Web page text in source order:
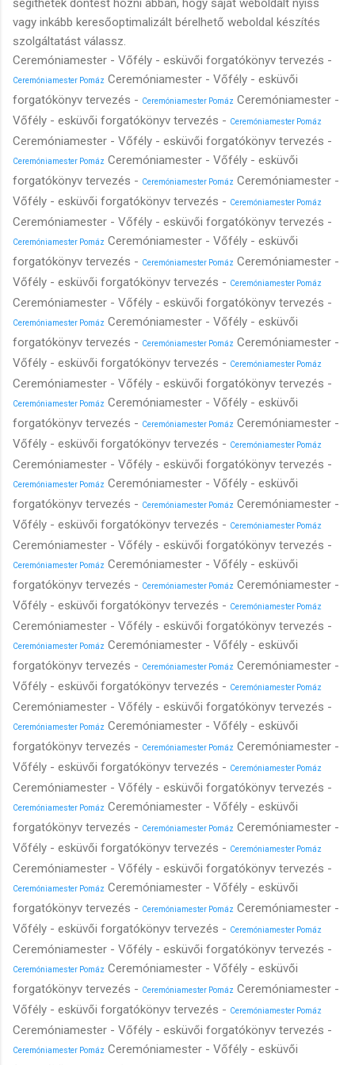
vagy inkább keresőoptimalizált bérelhető weboldal készítés
szolgáltatást válassz.
Ceremóniamester - Vőfély - esküvői forgatókönyv tervezés -
Ceremóniamester Pomáz Ceremóniamester - Vőfély - esküvői
forgatókönyv tervezés - Ceremóniamester Pomáz Ceremóniamester -
Vőfély - esküvői forgatókönyv tervezés - Ceremóniamester Pomáz
Ceremóniamester - Vőfély - esküvői forgatókönyv tervezés -
Ceremóniamester Pomáz Ceremóniamester - Vőfély - esküvői
forgatókönyv tervezés - Ceremóniamester Pomáz Ceremóniamester -
Vőfély - esküvői forgatókönyv tervezés - Ceremóniamester Pomáz
Ceremóniamester - Vőfély - esküvői forgatókönyv tervezés -
Ceremóniamester Pomáz Ceremóniamester - Vőfély - esküvői
forgatókönyv tervezés - Ceremóniamester Pomáz Ceremóniamester -
Vőfély - esküvői forgatókönyv tervezés - Ceremóniamester Pomáz
Ceremóniamester - Vőfély - esküvői forgatókönyv tervezés -
Ceremóniamester Pomáz Ceremóniamester - Vőfély - esküvői
forgatókönyv tervezés - Ceremóniamester Pomáz Ceremóniamester -
Vőfély - esküvői forgatókönyv tervezés - Ceremóniamester Pomáz
Ceremóniamester - Vőfély - esküvői forgatókönyv tervezés -
Ceremóniamester Pomáz Ceremóniamester - Vőfély - esküvői
forgatókönyv tervezés - Ceremóniamester Pomáz Ceremóniamester -
Vőfély - esküvői forgatókönyv tervezés - Ceremóniamester Pomáz
Ceremóniamester - Vőfély - esküvői forgatókönyv tervezés -
Ceremóniamester Pomáz Ceremóniamester - Vőfély - esküvői
forgatókönyv tervezés - Ceremóniamester Pomáz Ceremóniamester -
Vőfély - esküvői forgatókönyv tervezés - Ceremóniamester Pomáz
Ceremóniamester - Vőfély - esküvői forgatókönyv tervezés -
Ceremóniamester Pomáz Ceremóniamester - Vőfély - esküvői
forgatókönyv tervezés - Ceremóniamester Pomáz Ceremóniamester -
Vőfély - esküvői forgatókönyv tervezés - Ceremóniamester Pomáz
Ceremóniamester - Vőfély - esküvői forgatókönyv tervezés -
Ceremóniamester Pomáz Ceremóniamester - Vőfély - esküvői
forgatókönyv tervezés - Ceremóniamester Pomáz Ceremóniamester -
Vőfély - esküvői forgatókönyv tervezés - Ceremóniamester Pomáz
Ceremóniamester - Vőfély - esküvői forgatókönyv tervezés -
Ceremóniamester Pomáz Ceremóniamester - Vőfély - esküvői
forgatókönyv tervezés - Ceremóniamester Pomáz Ceremóniamester -
Vőfély - esküvői forgatókönyv tervezés - Ceremóniamester Pomáz
Ceremóniamester - Vőfély - esküvői forgatókönyv tervezés -
Ceremóniamester Pomáz Ceremóniamester - Vőfély - esküvői
forgatókönyv tervezés - Ceremóniamester Pomáz Ceremóniamester -
Vőfély - esküvői forgatókönyv tervezés - Ceremóniamester Pomáz
Ceremóniamester - Vőfély - esküvői forgatókönyv tervezés -
Ceremóniamester Pomáz Ceremóniamester - Vőfély - esküvői
forgatókönyv tervezés - Ceremóniamester Pomáz Ceremóniamester -
Vőfély - esküvői forgatókönyv tervezés - Ceremóniamester Pomáz
Ceremóniamester - Vőfély - esküvői forgatókönyv tervezés -
Ceremóniamester Pomáz Ceremóniamester - Vőfély - esküvői
forgatókönyv tervezés - Ceremóniamester Pomáz Ceremóniamester -
Vőfély - esküvői forgatókönyv tervezés - Ceremóniamester Pomáz
Ceremóniamester - Vőfély - esküvői forgatókönyv tervezés -
Ceremóniamester Pomáz Ceremóniamester - Vőfély - esküvői